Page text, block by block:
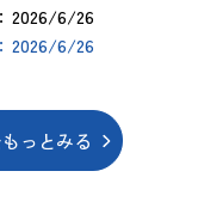
2026/6/26
2026/6/26
っとみる